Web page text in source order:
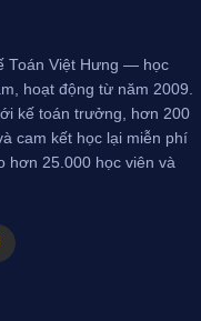
Toán Việt Hưng — học
hoạt động từ năm 2009.
kế toán trưởng, hơn 200
cam kết học lại miễn phí
hơn 25.000 học viên và